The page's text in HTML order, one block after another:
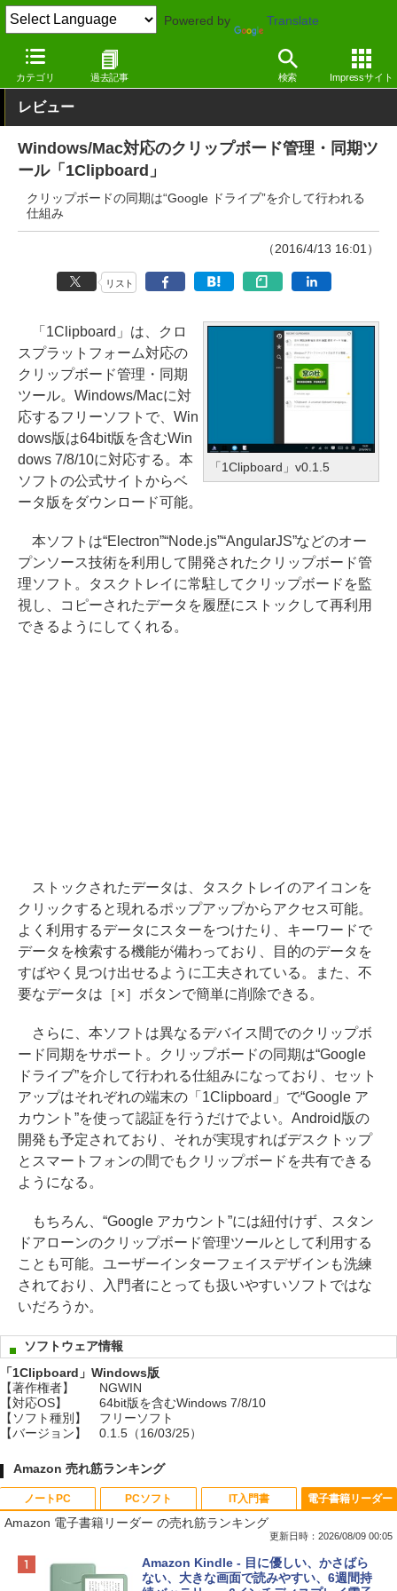
Powered by Translate
カテゴリ 過去記事 検索 Impressサイト
窓の杜 システム・ファイル Windows
レビュー
Windows/Mac対応のクリップボード管理・同期ツ
ール「1Clipboard」
クリップボードの同期は“Google ドライブ”を介して行われる
仕組み
（2016/4/13 16:01）
リスト
「1Clipboard」v0.1.5
「1Clipboard」は、クロ
スプラットフォーム対応の
クリップボード管理・同期
ツール。Windows/Macに対
応するフリーソフトで、Win
dows版は64bit版を含むWin
dows 7/8/10に対応する。本
ソフトの公式サイトからベ
ータ版をダウンロード可能。
本ソフトは“Electron”“Node.js”“AngularJS”などのオー
プンソース技術を利用して開発されたクリップボード管
理ソフト。タスクトレイに常駐してクリップボードを監
視し、コピーされたデータを履歴にストックして再利用
できるようにしてくれる。
ストックされたデータは、タスクトレイのアイコンを
クリックすると現れるポップアップからアクセス可能。
よく利用するデータにスターをつけたり、キーワードで
データを検索する機能が備わっており、目的のデータを
すばやく見つけ出せるように工夫されている。また、不
要なデータは［×］ボタンで簡単に削除できる。
さらに、本ソフトは異なるデバイス間でのクリップボ
ード同期をサポート。クリップボードの同期は“Google
ドライブ”を介して行われる仕組みになっており、セット
アップはそれぞれの端末の「1Clipboard」で“Google ア
カウント”を使って認証を行うだけでよい。Android版の
開発も予定されており、それが実現すればデスクトップ
とスマートフォンの間でもクリップボードを共有できる
ようになる。
もちろん、“Google アカウント”には紐付けず、スタン
ドアローンのクリップボード管理ツールとして利用する
ことも可能。ユーザーインターフェイスデザインも洗練
されており、入門者にとっても扱いやすいソフトではな
いだろうか。
ソフトウェア情報
「1Clipboard」Windows版
【著作権者】
NGWIN
【対応OS】
64bit版を含むWindows 7/8/10
【ソフト種別】
フリーソフト
【バージョン】
0.1.5（16/03/25）
Amazon 売れ筋ランキング
ノートPC
Apple 2026 MacBook Neo A18 Proチッ
プ搭載13インチノートブック：AIとAppl
PCソフト
Robloxギフトカード - 800 Robux 【限
定バーチャルアイテムを含む】 【オンラ
IT入門書
生成AIパスポート公式テキスト 第４版
電子書籍リーダー
Amazon 電子書籍リーダー の売れ筋ランキング
更新日時：2026/08/09 00:05
Amazon Kindle - 目に優しい、かさばら
ない、大きな画面で読みやすい、6週間持